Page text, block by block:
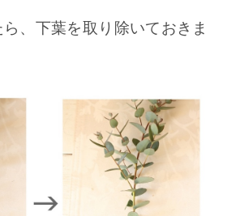
、下葉を取り除いておきま